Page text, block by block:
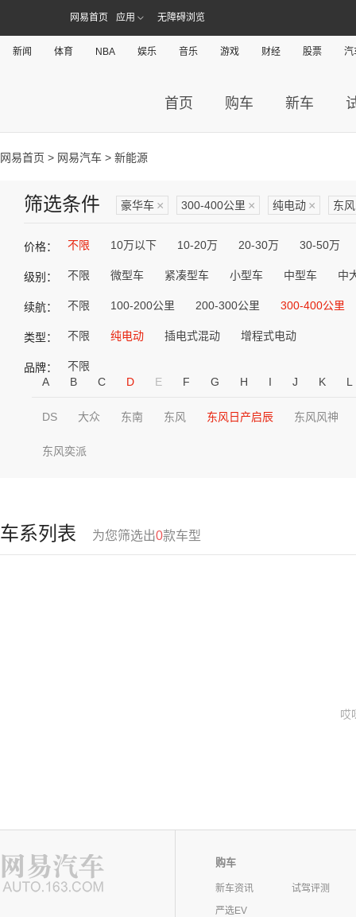
网易首页 应用 无障碍浏览
新闻 体育 NBA 娱乐 音乐 游戏 财经 股票 汽
首页 购车 新车
网易首页 > 网易汽车 > 新能源
筛选条件 豪华车 × 300-400公里 × 纯电动 × 东
价格： 不限 10万以下 10-20万 20-30万 30-50万
级别： 不限 微型车 紧凑型车 小型车 中型车 中
续航： 不限 100-200公里 200-300公里 300-400公里
类型： 不限 纯电动 插电式混动 增程式电动
品牌：
不限
A
B C D E F G H I J K L
DS 大众 东南 东风 东风日产启辰 东风风神
东风奕派
车系列表 为您筛选出0款车型
哎
购车
新车资讯
试驾评测
严选EV